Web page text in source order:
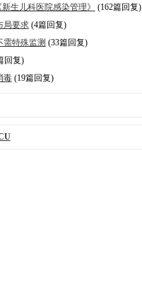
生儿科医院感染管理》
(162篇回复)
局要求(4篇回复)
需特殊监测 (33篇回复)
回复)
毒(19篇回复)